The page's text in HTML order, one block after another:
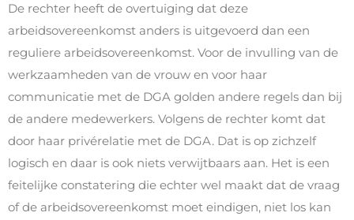
De rechter heeft de overtuiging dat deze
arbeidsovereenkomst anders is uitgevoerd dan een
reguliere arbeidsovereenkomst. Voor de invulling van de
werkzaamheden van de vrouw en voor haar
communicatie met de DGA golden andere regels dan bij
de andere medewerkers. Volgens de rechter komt dat
door haar privérelatie met de DGA. Dat is op zichzelf
logisch en daar is ook niets verwijtbaars aan. Het is een
feitelijke constatering die echter wel maakt dat de vraag
of de arbeidsovereenkomst moet eindigen, niet los kan